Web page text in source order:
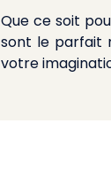
Que ce soit
sont le parfait
votre